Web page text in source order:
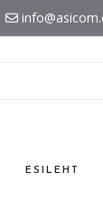
ESILEHT